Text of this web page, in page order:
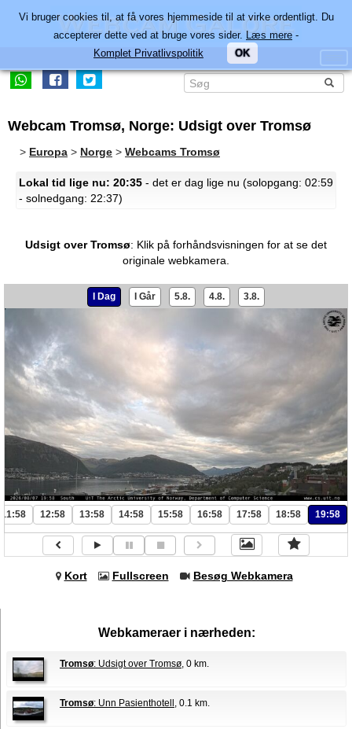
Webcam Tromsø, Norge: Udsigt over Tromsø
> Europa > Norge > Webcams Tromsø
Lokal tid lige nu: 20:35 - det er dag lige nu (solopgang: 02:59
- solnedgang: 22:37)
Udsigt over Tromsø: Klik på forhåndsvisningen for at se det
originale webkamera.
I Dag I Går 5.8. 4.8. 3.8.
11:58 12:58 13:58 14:58 15:58 16:58 17:58 18:58 19:58
Kort Fullscreen Besøg Webkamera
Webkameraer i nærheden:
Tromsø: Udsigt over Tromsø, 0 km.
Tromsø: Unn Pasienthotell , 0.1 km.
Vi bruger cookies til, at få vores hjemmeside til at virke ordentligt. Du
accepterer dette ved at bruge vores sider. Læs mere -
Komplet Privatlivspolitik
OK